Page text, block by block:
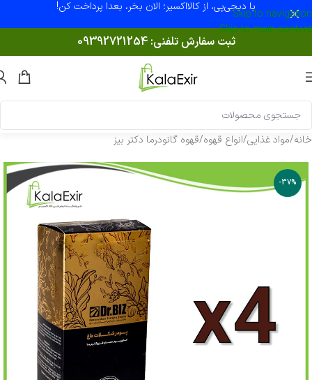
Skip to navigation
Skip to main content
با دیجی‌پی، از کالااکسیر؛ الان بخر، بعدا پرداخت کن!
ثبت سفارش تلفنی:09392721254
خانه/مواد غذایی/انواع قهوه/قهوه گانودرما دکتر بیز
-37%